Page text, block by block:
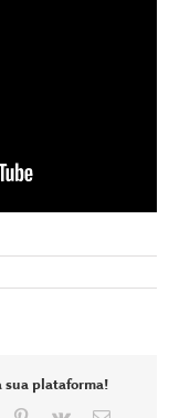
sua plataforma!